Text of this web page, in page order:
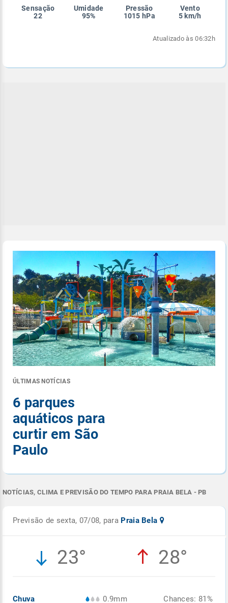
Sensação
22
Umidade
95%
Pressão
1015 hPa
Vento
5 km/h
Atualizado às 06:32h
ÚLTIMAS NOTÍCIAS
6 parques
aquáticos para
curtir em São
Paulo
NOTÍCIAS, CLIMA E PREVISÃO DO TEMPO PARA PRAIA BELA - PB
Previsão de sexta, 07/08, para Praia Bela
23° 28°
Chuva
0.9mm
Chances: 81%
Enviar
Enviar
Enviar
Enviar
Enviar